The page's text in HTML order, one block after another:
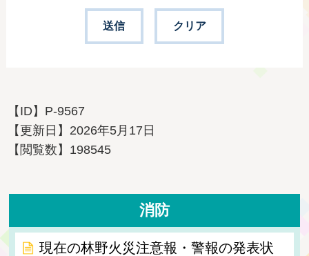
【ID】 P-9567
【更新日】 2026年5月17日
【閲覧数】 198545
消防
現在の林野火災注意報・警報の発表状